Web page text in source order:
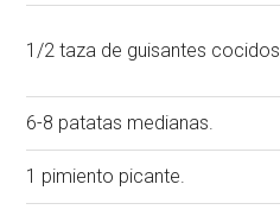
1/2 taza de guisantes cocidos.
6-8 patatas medianas.
1 pimiento picante.